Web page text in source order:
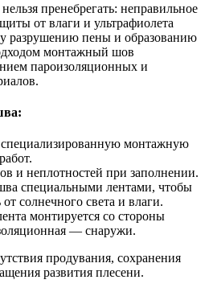
пренебрегать: неправильное
от влаги и ультрафиолета
разрушению пены и образованию
монтажный шов
пароизоляционных и
специализированную монтажную
и неплотностей при заполнении.
специальными лентами, чтобы
солнечного света и влаги.
монтируется со стороны
— снаружи.
продувания, сохранения
развития плесени.